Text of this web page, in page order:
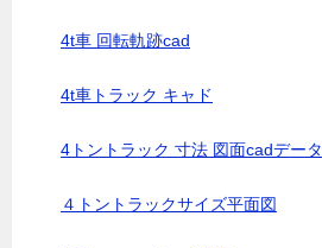
4t車 回転軌跡cad
4t車トラック キャド
4トントラック 寸法 図面cadデータ
４トントラックサイズ平面図